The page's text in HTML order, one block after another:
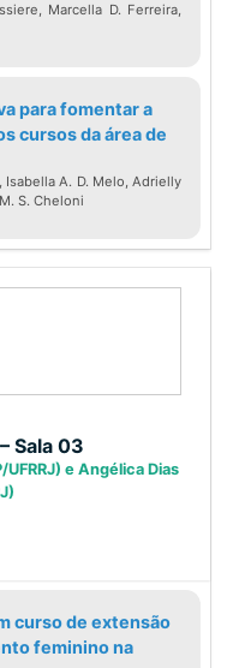
Marcella D. Ferreira,
para fomentar a
cursos da área de
Isabella A. D. Melo, Adrielly
S. Cheloni
Sala 03
e Angélica Dias
curso de extensão
feminino na